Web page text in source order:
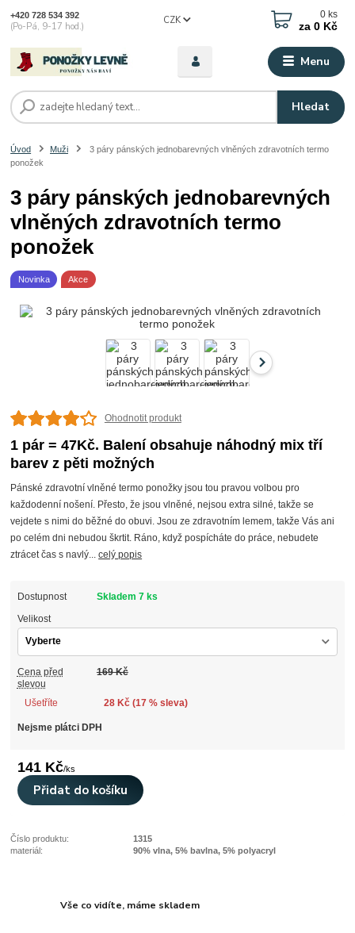
Menu
CZK
Hledat
+420 728 534 392
(Po-Pá, 9-17 hod.)
0 ks
za 0 Kč
Úvod Muži
3 páry pánských jednobarevných vlněných zdravotních termo
ponožek
3 páry pánských jednobarevných
vlněných zdravotních termo
ponožek
Novinka Akce
Ohodnotit produkt
1 pár = 47Kč. Balení obsahuje náhodný mix tří
barev z pěti možných
Pánské zdravotní vlněné termo ponožky jsou tou pravou volbou pro
každodenní nošení. Přesto, že jsou vlněné, nejsou extra silné, takže se
vejdete s nimi do běžné do obuvi. Jsou ze zdravotním lemem, takže Vás ani
po celém dni nebudou škrtit. Ráno, když pospícháte do práce, nebudete
ztrácet čas s navlý...celý popis
Dostupnost Skladem 7 ks
Velikost
Cena před
slevou
169 Kč
Ušetříte 28 Kč (17% sleva)
Nejsme plátci DPH
141 Kč/ks
Přidat do košíku
Číslo produktu:
1315
materiál:
90% vlna, 5% bavlna, 5% polyacryl
Vše co vidíte, máme skladem